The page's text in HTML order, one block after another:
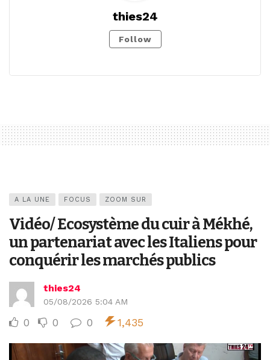
thies24
Follow
A LA UNE FOCUS ZOOM SUR
Vidéo/ Ecosystème du cuir à Mékhé,
un partenariat avec les Italiens pour
conquérir les marchés publics
thies24
05/08/2026 5:04 AM
0 0 0 1,435